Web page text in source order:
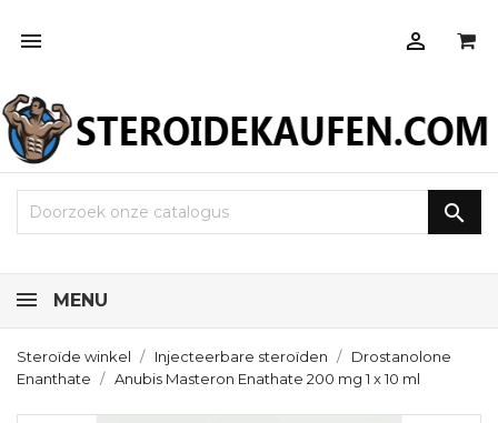
 

MENU
Steroïde winkel Injecteerbare steroïden
Drostanolone
Enanthate
Anubis Masteron Enathate 200 mg 1 x 10 ml